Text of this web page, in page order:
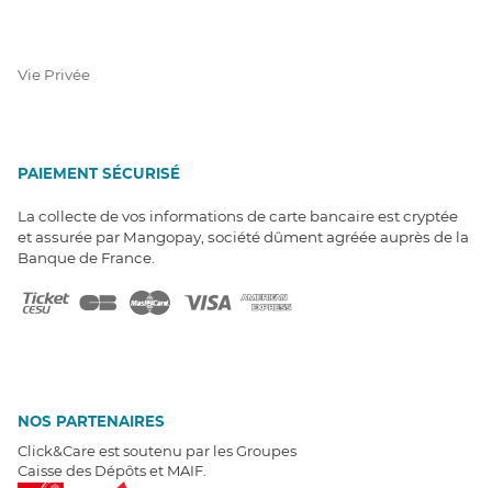
Vie Privée
PAIEMENT SÉCURISÉ
La collecte de vos informations de carte bancaire est cryptée
et assurée par Mangopay, société dûment agréée auprès de la
Banque de France.
NOS PARTENAIRES
Click&Care est soutenu par les Groupes
Caisse des Dépôts et MAIF.